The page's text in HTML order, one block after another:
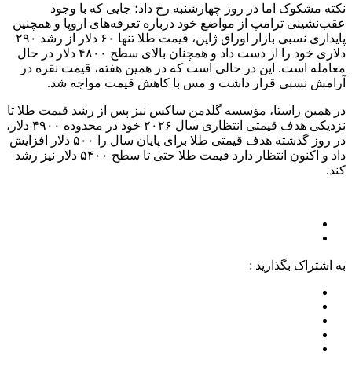
نکته مشکوک اما در روز چهارشنبه رخ داد؛ جایی که با وجود
عقب‌نشینی ترامپ از مواضع خود درباره تعرفه‌های اروپا و همچنین
پایداری نسبی بازار اوراق ژاپن، قیمت طلا تنها ۶۰ دلار از رشد ۲۹۰
دلاری خود را از دست داد و همچنان بالای سطح ۴۸۰۰ دلار در حال
معامله است. این در حالی است که در همین هفته، قیمت نقره در
آرامش نسبی قرار داشت و مس با کاهش قیمت مواجه شد.
در همین راستا، مؤسسه گلدمن ساکس نیز پس از رشد قیمت طلا تا
نزدیکی هدف قیمتی انتظاری سال ۲۰۲۶ خود در محدوده ۴۹۰۰ دلار،
در روز گذشته هدف قیمتی طلا برای پایان سال را ۵۰۰ دلار افزایش
داد و اکنون انتظار دارد قیمت طلا حتی تا سطح ۵۴۰۰ دلار نیز رشد
کند.
به اشتراک بگذارید :